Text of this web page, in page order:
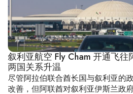
叙利亚航空 Fly Cham 开通飞往
两国关系升温
尽管阿拉伯联合酋长国与叙利亚的
改善，但阿联酋对叙利亚伊斯兰政